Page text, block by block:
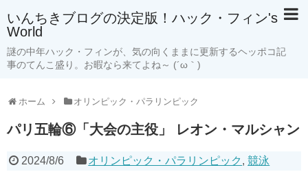
いんちきブログの決定版！ハック・フィン's
World
謎の中年ハック・フィンが、気の向くままに更新するヘッポコ記
事のてんこ盛り。お暇なら来てよね～ (´ω｀)
ホーム オリンピック・パラリンピック
パリ五輪⑥「大会の主役」 レオン・マルシャン
2024/8/6 オリンピック・パラリンピック ,競泳